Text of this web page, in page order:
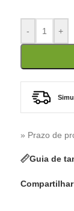
- +
» Prazo de
Guia de